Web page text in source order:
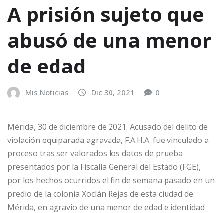
A prisión sujeto que
abusó de una menor
de edad
Mis Noticias Dic 30, 2021 0
Mérida, 30 de diciembre de 2021. Acusado del delito de
violación equiparada agravada, F.A.H.A. fue vinculado a
proceso tras ser valorados los datos de prueba
presentados por la Fiscalía General del Estado (FGE),
por los hechos ocurridos el fin de semana pasado en un
predio de la colonia Xoclán Rejas de esta ciudad de
Mérida, en agravio de una menor de edad e identidad